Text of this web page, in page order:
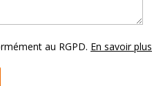
au RGPD. En savoir plus